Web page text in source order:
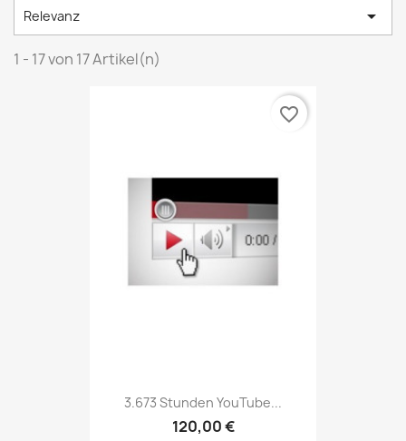
Relevanz 
1 - 17 von 17 Artikel(n)
3.673 Stunden YouTube...
120,00 €
favorite_border